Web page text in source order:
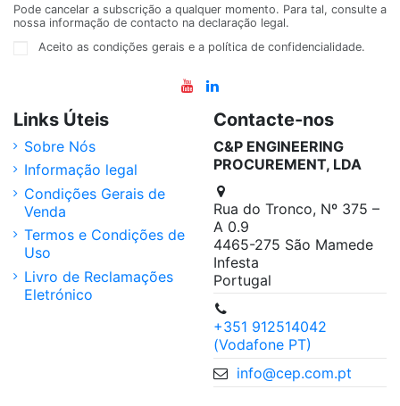
Pode cancelar a subscrição a qualquer momento. Para tal, consulte a
nossa informação de contacto na declaração legal.
Aceito as condições gerais e a política de confidencialidade.
Links Úteis
Sobre Nós
Informação legal
Condições Gerais de
Venda
Termos e Condições de
Uso
Livro de Reclamações
Eletrónico
Contacte-nos
C&P ENGINEERING
PROCUREMENT, LDA
Rua do Tronco, Nº 375 –
A 0.9
4465-275 São Mamede
Infesta
Portugal
+351 912514042
(Vodafone PT)
info@cep.com.pt